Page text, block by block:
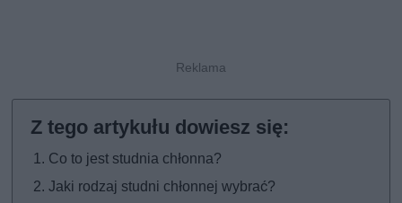
Co to jest studnia chłonna?
Jaki rodzaj studni chłonnej wybrać?